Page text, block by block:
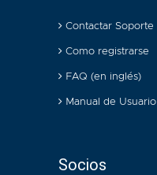
Contactar Soporte
Como registrarse
FAQ (en inglés)
Manual de Usuario
Socios